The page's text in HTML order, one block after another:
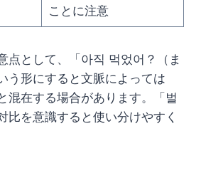
ことに注意
点として、「아직 먹었어？（ま
う形にすると文脈によっては
混在する場合があります。「벌
比を意識すると使い分けやすく